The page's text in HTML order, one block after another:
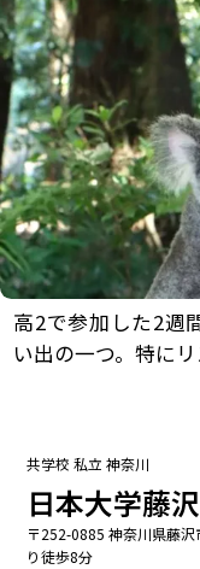
高2で参加した2週
い出の一つ。特に
共学校 私立 神奈川
日本大学藤
〒252-0885 神奈川県藤沢
り徒歩8分